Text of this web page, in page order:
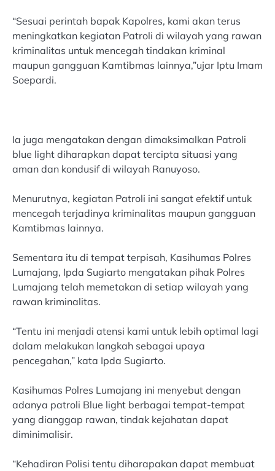
“Sesuai perintah bapak Kapolres, kami akan terus
meningkatkan kegiatan Patroli di wilayah yang rawan
kriminalitas untuk mencegah tindakan kriminal
maupun gangguan Kamtibmas lainnya,”ujar Iptu Imam
Soepardi.
Ia juga mengatakan dengan dimaksimalkan Patroli
blue light diharapkan dapat tercipta situasi yang
aman dan kondusif di wilayah Ranuyoso.
Menurutnya, kegiatan Patroli ini sangat efektif untuk
mencegah terjadinya kriminalitas maupun gangguan
Kamtibmas lainnya.
Sementara itu di tempat terpisah, Kasihumas Polres
Lumajang, Ipda Sugiarto mengatakan pihak Polres
Lumajang telah memetakan di setiap wilayah yang
rawan kriminalitas.
“Tentu ini menjadi atensi kami untuk lebih optimal lagi
dalam melakukan langkah sebagai upaya
pencegahan,” kata Ipda Sugiarto.
Kasihumas Polres Lumajang ini menyebut dengan
adanya patroli Blue light berbagai tempat-tempat
yang dianggap rawan, tindak kejahatan dapat
diminimalisir.
“Kehadiran Polisi tentu diharapakan dapat membuat